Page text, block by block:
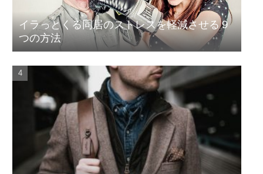
イラっとくる同居のストレスを軽減させる９
つの方法